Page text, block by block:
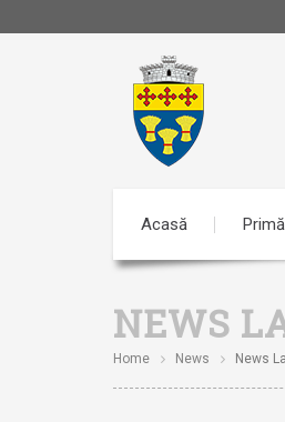
Acasă
NEWS
Home News News